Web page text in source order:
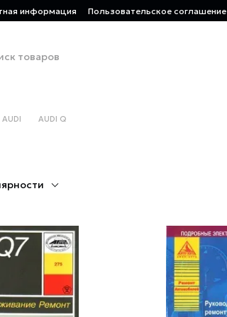
информация Пользовательское соглашение
AUDI AUDI Q